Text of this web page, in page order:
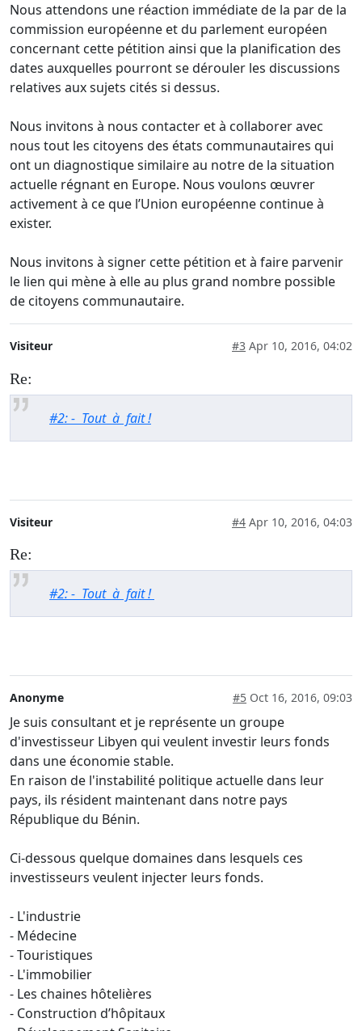
Nous attendons une réaction immédiate de la par de la
commission européenne et du parlement européen
concernant cette pétition ainsi que la planification des
dates auxquelles pourront se dérouler les discussions
relatives aux sujets cités si dessus.
Nous invitons à nous contacter et à collaborer avec
nous tout les citoyens des états communautaires qui
ont un diagnostique similaire au notre de la situation
actuelle régnant en Europe. Nous voulons œuvrer
activement à ce que l’Union européenne continue à
exister.
Nous invitons à signer cette pétition et à faire parvenir
le lien qui mène à elle au plus grand nombre possible
de citoyens communautaire.
Visiteur #3 Apr 10, 2016, 04:02
Re:
#2: - Tout à fait !
Visiteur #4 Apr 10, 2016, 04:03
Re:
#2: - Tout à fait !
Anonyme #5 Oct 16, 2016, 09:03
Je suis consultant et je représente un groupe
d'investisseur Libyen qui veulent investir leurs fonds
dans une économie stable.
En raison de l'instabilité politique actuelle dans leur
pays, ils résident maintenant dans notre pays
République du Bénin.
Ci-dessous quelque domaines dans lesquels ces
investisseurs veulent injecter leurs fonds.
- L'industrie
- Médecine
- Touristiques
- L'immobilier
- Les chaines hôtelières
- Construction d’hôpitaux